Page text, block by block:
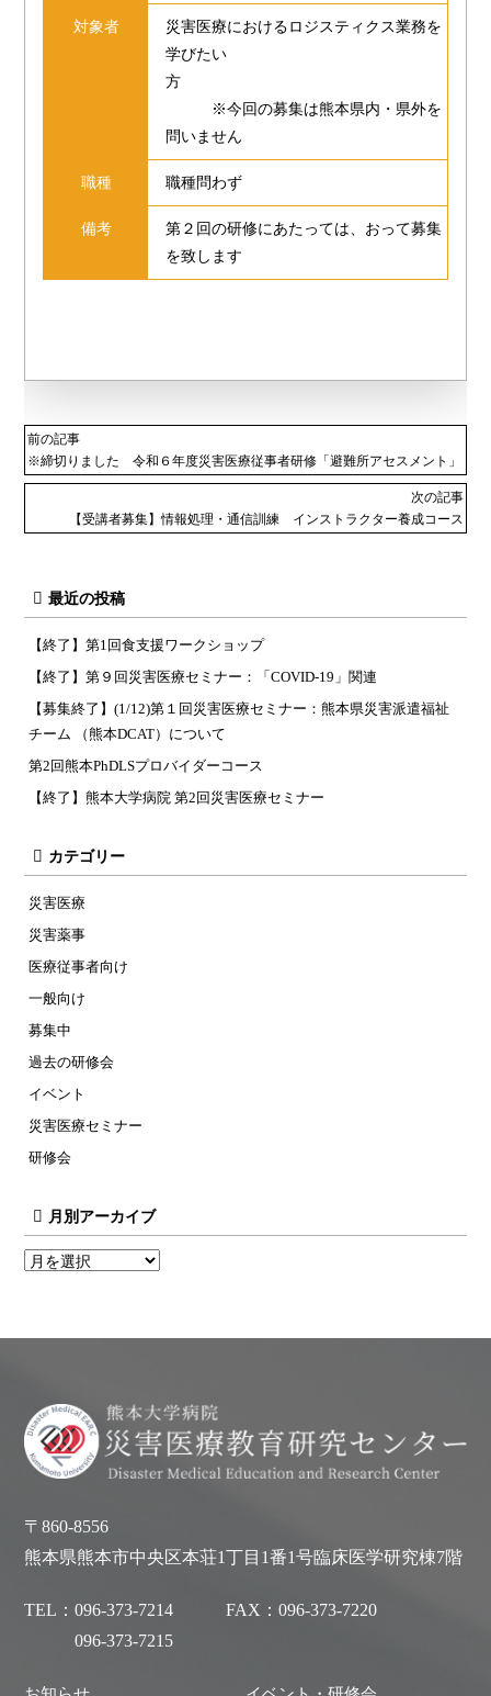
対象者
災害医療におけるロジスティクス業務を
学びたい
方
※今回の募集は熊本県内・県外を
問いません
職種 職種問わず
備考
第２回の研修にあたっては、おって募集
を致します
前の記事
※締切りました 令和６年度災害医療従事者研修「避難所アセスメント」
次の記事
【受講者募集】情報処理・通信訓練 インストラクター養成コース
最近の投稿
【終了】第1回食支援ワークショップ
【終了】第９回災害医療セミナー：「COVID-19」関連
【募集終了】(1/12)第１回災害医療セミナー：熊本県災害派遣福祉
チーム （熊本DCAT）について
第2回熊本PhDLSプロバイダーコース
【終了】熊本大学病院 第2回災害医療セミナー
カテゴリー
災害医療
災害薬事
医療従事者向け
一般向け
募集中
過去の研修会
イベント
災害医療セミナー
研修会
月別アーカイブ
〒860-8556
熊本県熊本市中央区本荘1丁目1番1号臨床医学研究棟7階
TEL：096-373-7214
096-373-7215
FAX：096-373-7220